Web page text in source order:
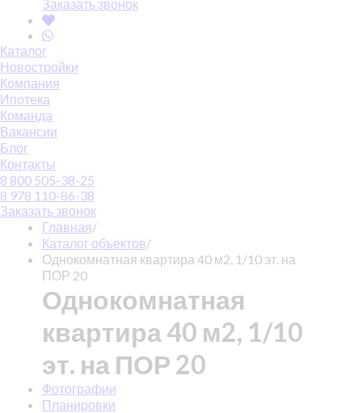
Заказать звонок
Каталог
Новостройки
Компания
Ипотека
Команда
Вакансии
Блог
Контакты
8 800 505-38-25
8 978 110-86-38
Заказать звонок
Главная/
Каталог объектов/
Однокомнатная квартира 40 м2, 1/10 эт. на
ПОР 20
Однокомнатная
квартира 40 м2, 1/10
эт. на ПОР 20
Фотографии
Планировки